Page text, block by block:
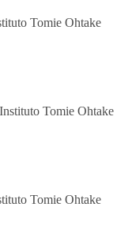
Tomie Ohtake
Tomie Ohtake